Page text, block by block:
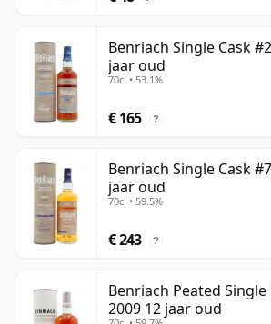
Benriach Single Cask
jaar oud
70cl • 53.1%
€ 165 ?
Benriach Single Cask
jaar oud
70cl • 59.5%
€ 243 ?
Benriach Peated Single
2009 12 jaar oud